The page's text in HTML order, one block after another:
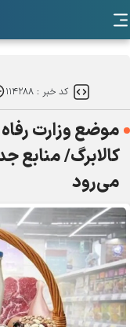
کد خبر :۱۱۴۲۸۸
موضع وزارت
کالابرگ/
می‌رود